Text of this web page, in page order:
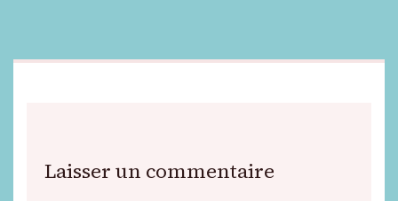
Laisser un commentaire